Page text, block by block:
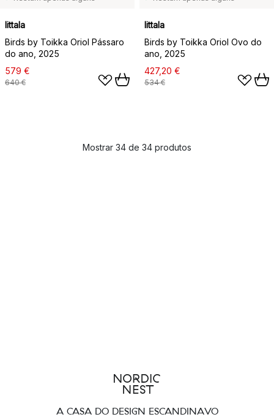
Iittala
Birds by Toikka Oriol Pássaro
do ano, 2025
579 €
640 €
Iittala
Birds by Toikka Oriol Ovo do
ano, 2025
427,20 €
534 €
Mostrar 34 de 34 produtos
A CASA DO DESIGN ESCANDINAVO